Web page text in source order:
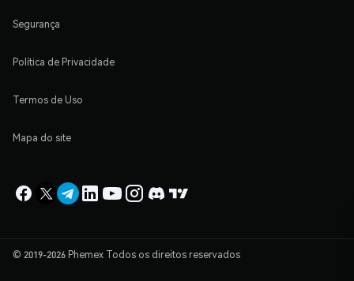
Segurança
Política de Privacidade
Termos de Uso
Mapa do site
© 2019-2026 Phemex Todos os direitos reservados